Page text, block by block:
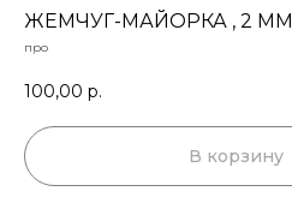
ЖЕМЧУГ-МАЙОРКА , 2 ММ
про
100,00 р.
В корзину